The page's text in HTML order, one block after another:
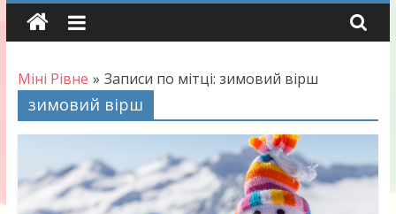
Skip
Міні Рівне » Записи по мітці: зимовий вірш
зимовий вірш